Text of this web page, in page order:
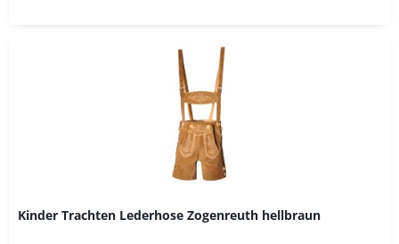
Kinder Trachten Lederhose Zogenreuth hellbraun